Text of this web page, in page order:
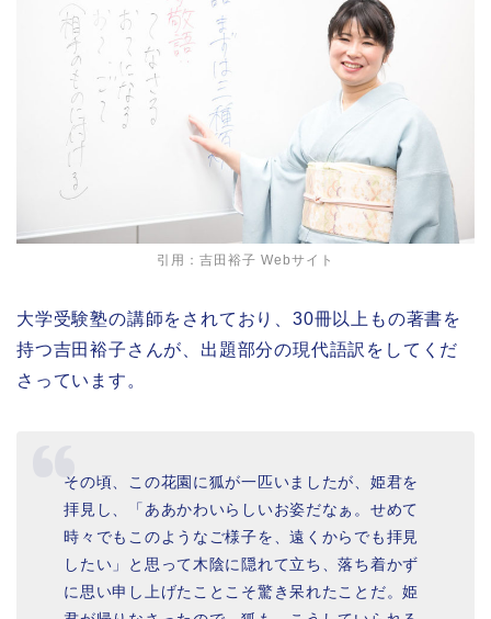
引用： 吉田裕子 Webサイト
大学受験塾の講師をされており、30冊以上もの著書を
持つ吉田裕子さんが、出題部分の現代語訳をしてくだ
さっています。
その頃、この花園に狐が一匹いましたが、姫君を
拝見し、「ああかわいらしいお姿だなぁ。せめて
時々でもこのようなご様子を、遠くからでも拝見
したい」と思って木陰に隠れて立ち、落ち着かず
に思い申し上げたことこそ驚き呆れたことだ。姫